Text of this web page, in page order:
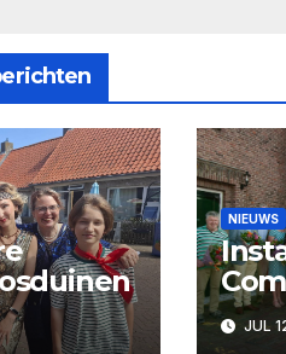
NIEUWS
JUL